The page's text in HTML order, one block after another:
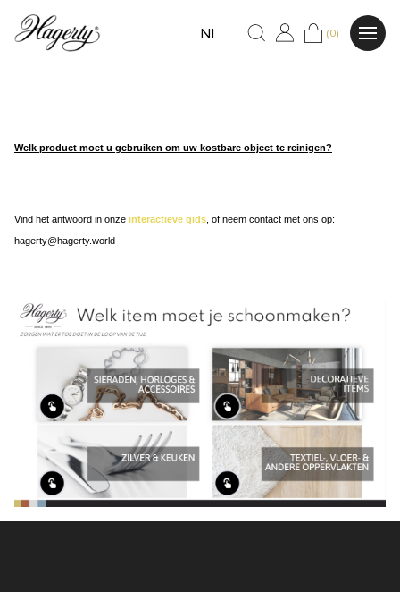
NL (0)
Welk product moet u gebruiken om uw kostbare object te reinigen?
Vind het antwoord in onze interactieve gids , of neem contact met ons op:
hagerty@hagerty.world